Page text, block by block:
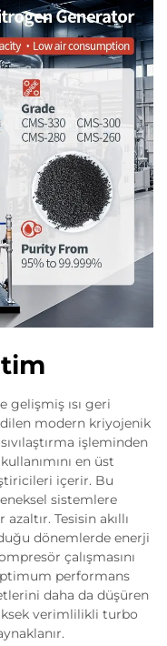
gelişmiş ısı geri
modern kriyojenik
işleminden
en üst
içerir. Bu
sistemlere
Tesisin akıllı
dönemlerde enerji
çalışmasını
performans
daha da düşüren
verimlilikli turbo